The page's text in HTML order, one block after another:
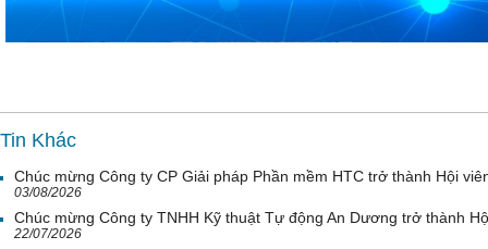
Tin Khác
Chúc mừng Công ty CP Giải pháp Phần mềm HTC trở thành Hội
03/08/2026
Chúc mừng Công ty TNHH Kỹ thuật Tự động An Dương trở thành
22/07/2026